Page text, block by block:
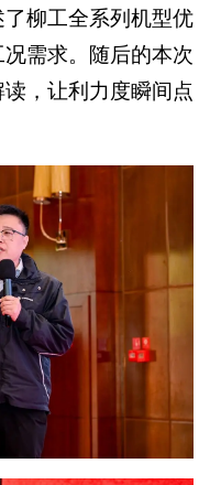
柳工全系列机型优
需求。随后的本次
，让利力度瞬间点